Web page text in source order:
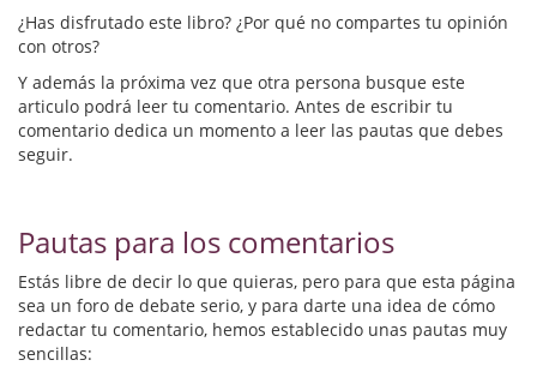
Autoayuda. Conocimiento personal
Autoayuda. Crecimiento personal
Biografía
Ciencia ficción
Cine
Cocina
¿Has disfrutado este libro? ¿Por qué no compartes tu opinión
con otros?
Y además la próxima vez que otra persona busque este
articulo podrá leer tu comentario. Antes de escribir tu
comentario dedica un momento a leer las pautas que debes
seguir.
Pautas para los comentarios
Estás libre de decir lo que quieras, pero para que esta página
sea un foro de debate serio, y para darte una idea de cómo
redactar tu comentario, hemos establecido unas pautas muy
sencillas: